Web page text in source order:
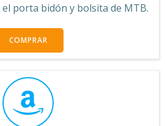
porta bidón y bolsita de MTB.
COMPRAR